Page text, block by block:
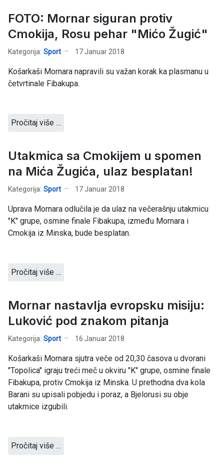
FOTO: Mornar siguran protiv
Cmokija, Rosu pehar "Mićo Žugić"
Kategorija: Sport 17 Januar 2018
Košarkaši Mornara napravili su važan korak ka plasmanu u
četvrtinale Fibakupa.
Pročitaj više …
Utakmica sa Cmokijem u spomen
na Mića Žugića, ulaz besplatan!
Kategorija: Sport 17 Januar 2018
Uprava Mornara odlučila je da ulaz na večerašnju utakmicu
"K" grupe, osmine finale Fibakupa, između Mornara i
Cmokija iz Minska, bude besplatan.
Pročitaj više …
Mornar nastavlja evropsku misiju:
Luković pod znakom pitanja
Kategorija: Sport 16 Januar 2018
Košarkaši Mornara sjutra veče od 20,30 časova u dvorani
"Topolica" igraju treći meč u okviru "K" grupe, osmine finale
Fibakupa, protiv Cmokija iz Minska. U prethodna dva kola
Barani su upisali pobjedu i poraz, a Bjelorusi su obje
utakmice izgubili.
Pročitaj više …